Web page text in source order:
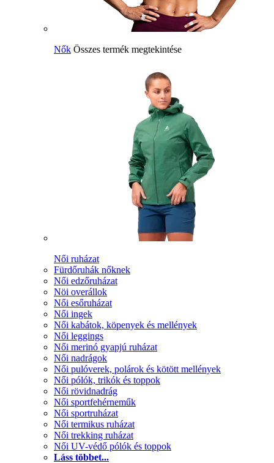
Nők Összes termék megtekintése
Női ruházat
Fürdőruhák nőknek
Női edzőruházat
Nöi overállok
Női esőruházat
Női ingek
Női kabátok, köpenyek és mellények
Női leggings
Női merinó gyapjú ruházat
Női nadrágok
Női pulóverek, polárok és kötött mellények
Női pólók, trikók és toppok
Női rövidnadrág
Női sportfehérneműk
Női sportruházat
Női termikus ruházat
Női trekking ruházat
Női UV-védő pólók és toppok
Láss többet...